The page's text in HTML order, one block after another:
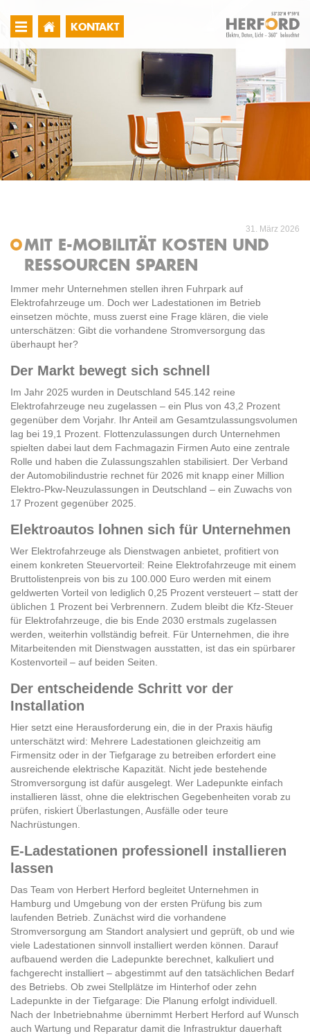
KONTAKT
31. März 2026
MIT E-MOBILITÄT KOSTEN UND
RESSOURCEN SPAREN
Immer mehr Unternehmen stellen ihren Fuhrpark auf
Elektrofahrzeuge um. Doch wer Ladestationen im Betrieb
einsetzen möchte, muss zuerst eine Frage klären, die viele
unterschätzen: Gibt die vorhandene Stromversorgung das
überhaupt her?
Der Markt bewegt sich schnell
Im Jahr 2025 wurden in Deutschland 545.142 reine
Elektrofahrzeuge neu zugelassen – ein Plus von 43,2 Prozent
gegenüber dem Vorjahr. Ihr Anteil am Gesamtzulassungsvolumen
lag bei 19,1 Prozent. Flottenzulassungen durch Unternehmen
spielten dabei laut dem Fachmagazin Firmen Auto eine zentrale
Rolle und haben die Zulassungszahlen stabilisiert. Der Verband
der Automobilindustrie rechnet für 2026 mit knapp einer Million
Elektro-Pkw-Neuzulassungen in Deutschland – ein Zuwachs von
17 Prozent gegenüber 2025.
Elektroautos lohnen sich für Unternehmen
Wer Elektrofahrzeuge als Dienstwagen anbietet, profitiert von
einem konkreten Steuervorteil: Reine Elektrofahrzeuge mit einem
Bruttolistenpreis von bis zu 100.000 Euro werden mit einem
geldwerten Vorteil von lediglich 0,25 Prozent versteuert – statt der
üblichen 1 Prozent bei Verbrennern. Zudem bleibt die Kfz-Steuer
für Elektrofahrzeuge, die bis Ende 2030 erstmals zugelassen
werden, weiterhin vollständig befreit. Für Unternehmen, die ihre
Mitarbeitenden mit Dienstwagen ausstatten, ist das ein spürbarer
Kostenvorteil – auf beiden Seiten.
Der entscheidende Schritt vor der
Installation
Hier setzt eine Herausforderung ein, die in der Praxis häufig
unterschätzt wird: Mehrere Ladestationen gleichzeitig am
Firmensitz oder in der Tiefgarage zu betreiben erfordert eine
ausreichende elektrische Kapazität. Nicht jede bestehende
Stromversorgung ist dafür ausgelegt. Wer Ladepunkte einfach
installieren lässt, ohne die elektrischen Gegebenheiten vorab zu
prüfen, riskiert Überlastungen, Ausfälle oder teure
Nachrüstungen.
E-Ladestationen professionell installieren
lassen
Das Team von Herbert Herford begleitet Unternehmen in
Hamburg und Umgebung von der ersten Prüfung bis zum
laufenden Betrieb. Zunächst wird die vorhandene
Stromversorgung am Standort analysiert und geprüft, ob und wie
viele Ladestationen sinnvoll installiert werden können. Darauf
aufbauend werden die Ladepunkte berechnet, kalkuliert und
fachgerecht installiert – abgestimmt auf den tatsächlichen Bedarf
des Betriebs. Ob zwei Stellplätze im Hinterhof oder zehn
Ladepunkte in der Tiefgarage: Die Planung erfolgt individuell.
Nach der Inbetriebnahme übernimmt Herbert Herford auf Wunsch
auch Wartung und Reparatur damit die Infrastruktur dauerhaft